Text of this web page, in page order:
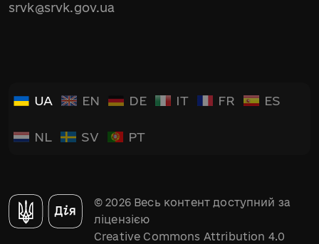
srvk@srvk.gov.ua
UA EN DE IT FR ES
NL SV PT
© 2026 Весь контент доступний за
ліцензією
Creative Commons Attribution 4.0